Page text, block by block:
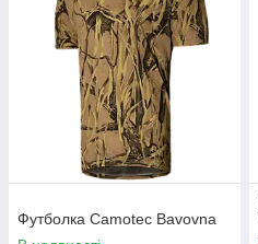
Футболка Camotec Bavovna